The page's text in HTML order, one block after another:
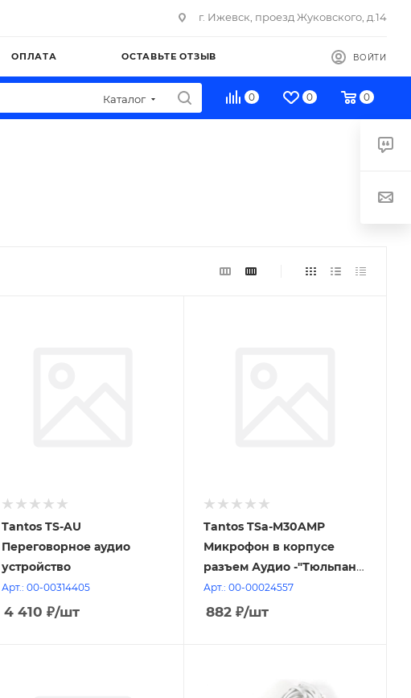
г. Ижевск, проезд Жуковского, д.14
ОПЛАТА ОСТАВЬТЕ ОТЗЫВ ВОЙТИ
Каталог 0 0 0
Tantos TS-AU
Переговорное аудио
устройство
Арт.: 00-00314405
4 410 ₽/шт
Tantos TSa-M30AMP
Микрофон в корпусе
разъем Аудио -"Тюльпан",
разъём питания, V-
пит.-12В (8.5...15 В
Арт.: 00-00024557
882 ₽/шт